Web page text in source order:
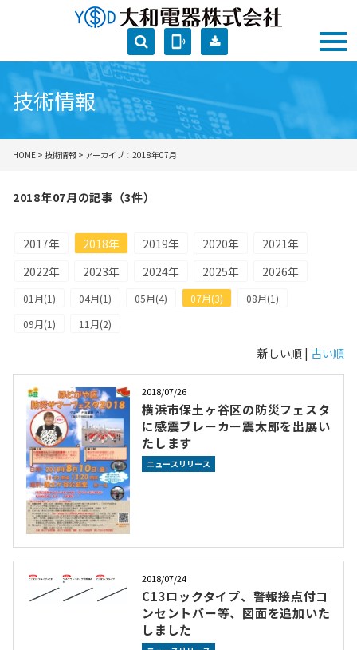
phonelink_ring
技術情報
HOME > 技術情報 > アーカイブ：2018年07月
2018年07月の記事（3件）
2017年 2018年 2019年 2020年
2021年
2022年
2023年 2024年 2025年 2026年
01月(1) 04月(1) 05月(4) 07月(3)
08月(1)
09月(1)
11月(2)
新しい順 | 古い順
2018/07/26
横浜市保土ヶ谷区の防災フェスタ
に感震ブレーカー震太郎を出展い
たします
ニュースリリース
2018/07/24
C13ロックタイプ、警報接点付コ
ンセントバー等、図面を追加いた
しました